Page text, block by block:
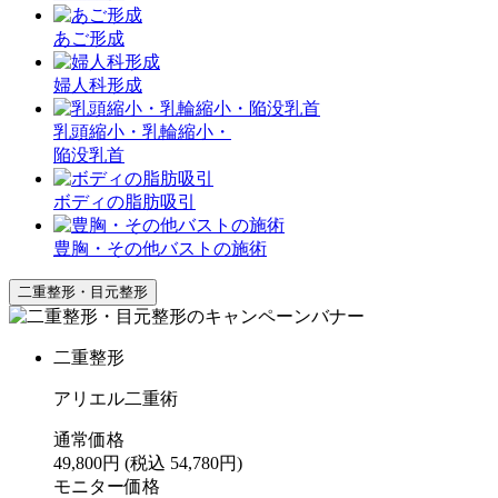
あご形成
婦人科形成
乳頭縮小・乳輪縮小・
陥没乳首
ボディの脂肪吸引
豊胸・その他バストの施術
二重整形・目元整形
二重整形
アリエル二重術
通常価格
49,800円 (税込 54,780円)
モニター価格